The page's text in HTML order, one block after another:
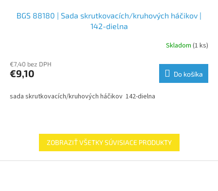
BGS 88180 | Sada skrutkovacích/kruhových háčikov |
142-dielna
Skladom (1 ks)
€7,40 bez DPH
€9,10 Do košíka
sada skrutkovacích/kruhových háčikov 142-dielna
ZOBRAZIŤ VŠETKY SÚVISIACE PRODUKTY